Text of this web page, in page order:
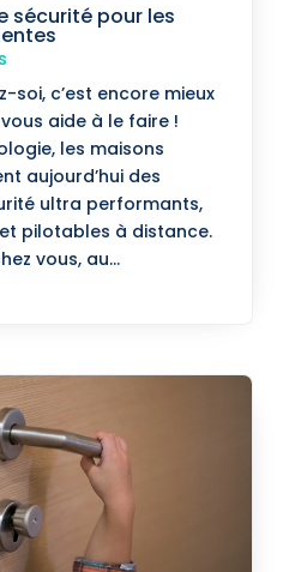
sécurité pour les
soi, c’est encore mieux
aide à le faire !
les maisons
aujourd’hui des
ultra performants,
pilotables à distance.
vous, au...